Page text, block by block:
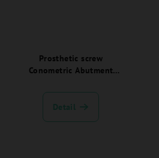
Prosthetic screw
Conometric Abutment
Detail